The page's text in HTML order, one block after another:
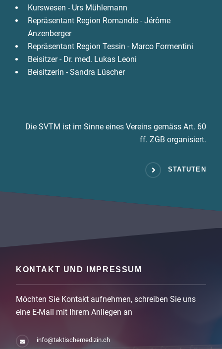
Kurswesen - Urs Mühlemann
Repräsentant Region Romandie - Jérôme
Anzenberger
Repräsentant Region Tessin - Marco Formentini
Beisitzer - Dr. med. Lukas Leoni
Beisitzerin - Sandra Lüscher
Die SVTM ist im Sinne eines Vereins gemäss Art. 60
ff. ZGB organisiert.
STATUTEN
KONTAKT UND IMPRESSUM
Möchten Sie Kontakt aufnehmen, schreiben Sie uns
eine E-Mail mit Ihrem Anliegen an
info@taktischemedizin.ch